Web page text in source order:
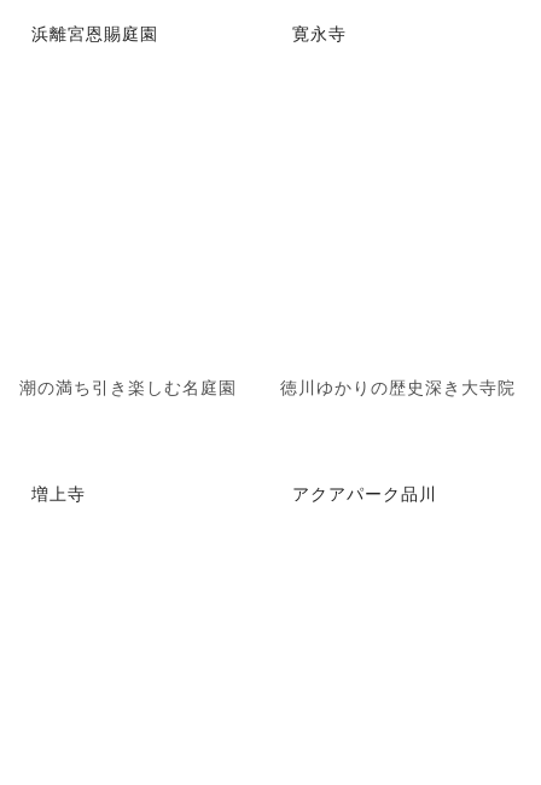
浜離宮恩賜庭園
潮の満ち引き楽しむ名庭園
寛永寺
徳川ゆかりの歴史深き大寺院
増上寺 アクアパーク品川